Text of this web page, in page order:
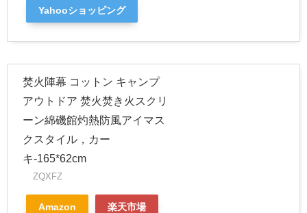
Yahooショッピング
焚火陣幕 コットン キャンプ
アウトドア 焚火焚き火スクリ
ーン綿磯館灼熱防風アイマス
クスタイル，カー
キ-165*62cm
ZQXFZ
Amazon 楽天市場